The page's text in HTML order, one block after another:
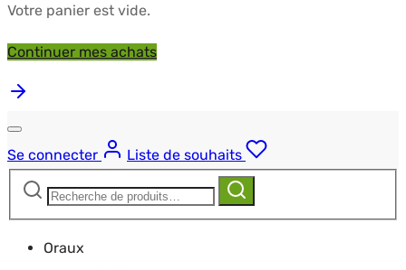
Votre panier est vide.
Continuer mes achats
Se connecter
Liste de souhaits
Recherche
Recherche
Oraux